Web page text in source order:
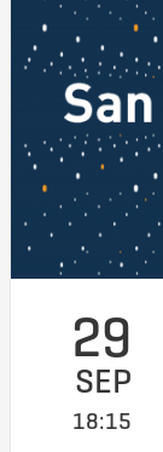
29
SEP
18:15